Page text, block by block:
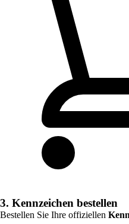
3. Kennzeichen bestellen
Bestellen Sie Ihre offiziellen